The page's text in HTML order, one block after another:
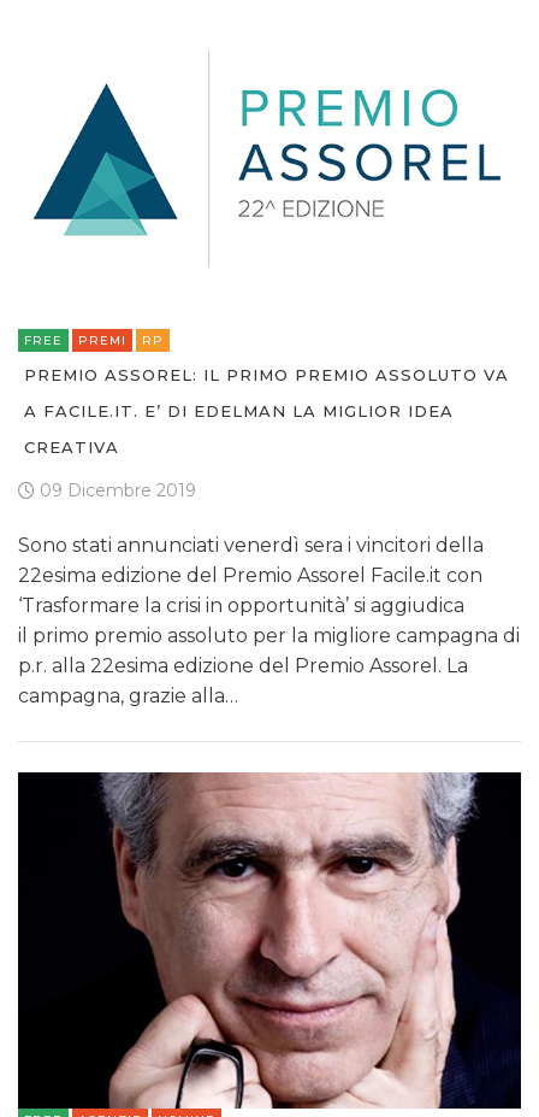
FREE PREMI RP
PREMIO ASSOREL: IL PRIMO PREMIO ASSOLUTO VA
A FACILE.IT. E’ DI EDELMAN LA MIGLIOR IDEA
CREATIVA
09 Dicembre 2019
Sono stati annunciati venerdì sera i vincitori della
22esima edizione del Premio Assorel Facile.it con
‘Trasformare la crisi in opportunità’ si aggiudica
il primo premio assoluto per la migliore campagna di
p.r. alla 22esima edizione del Premio Assorel. La
campagna, grazie alla…